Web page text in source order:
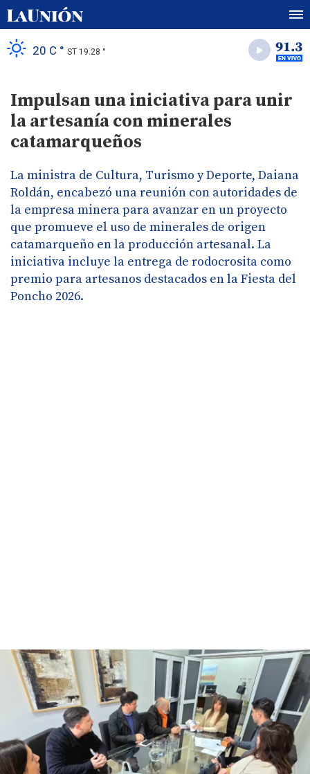
20 C ° ST 19.28 °
Impulsan una iniciativa para unir
la artesanía con minerales
catamarqueños
La ministra de Cultura, Turismo y Deporte, Daiana
Roldán, encabezó una reunión con autoridades de
la empresa minera para avanzar en un proyecto
que promueve el uso de minerales de origen
catamarqueño en la producción artesanal. La
iniciativa incluye la entrega de rodocrosita como
premio para artesanos destacados en la Fiesta del
Poncho 2026.